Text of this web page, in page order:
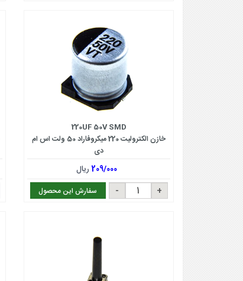
220UF 50V SMD
خازن الکترولیت 220 میکروفاراد 50 ولت اس ام
دی
209/000ریال
سفارش این محصول